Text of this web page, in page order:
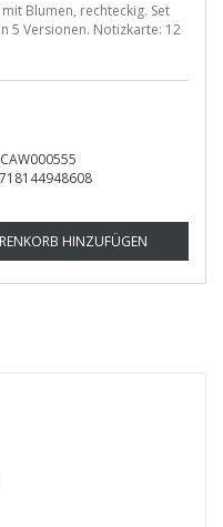
Blumen, rechteckig. Set
5 Versionen. Notizkarte: 12
HINZUFÜGEN